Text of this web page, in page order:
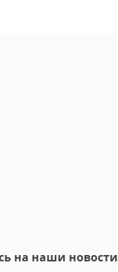
на наши новости